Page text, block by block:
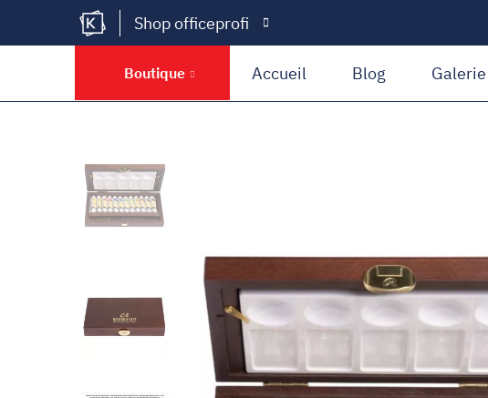
Shop officeprofi
Boutique Accueil Blog Galerie